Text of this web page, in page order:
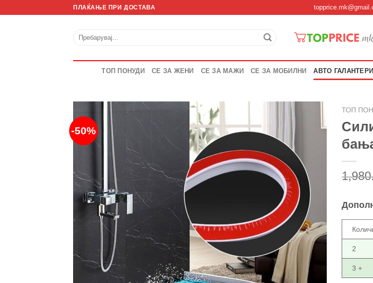
ПЛАЌАЊЕ ПРИ ДОСТАВА
Барај
ТОП ПОНУДИ СЕ ЗА ЖЕНИ СЕ ЗА МАЖИ СЕ ЗА МОБИЛНИ АВТО
-50%
ТОП
2
3 +